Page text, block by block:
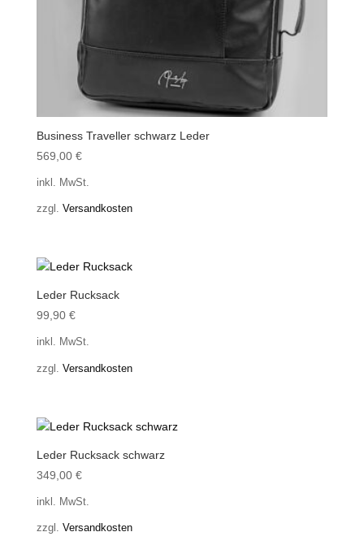
Business Traveller schwarz Leder
569,00 €
inkl. MwSt.
zzgl. Versandkosten
Leder Rucksack
99,90 €
inkl. MwSt.
zzgl. Versandkosten
Leder Rucksack schwarz
349,00 €
inkl. MwSt.
zzgl. Versandkosten